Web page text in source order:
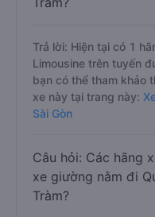
Trả lời: Hiện tại có 1
Limousine trên tuyến
bạn có thể tham khảo
xe này tại trang này:
Sài Gòn
Câu hỏi: Các hãng
xe giường nằm đi
Tràm?